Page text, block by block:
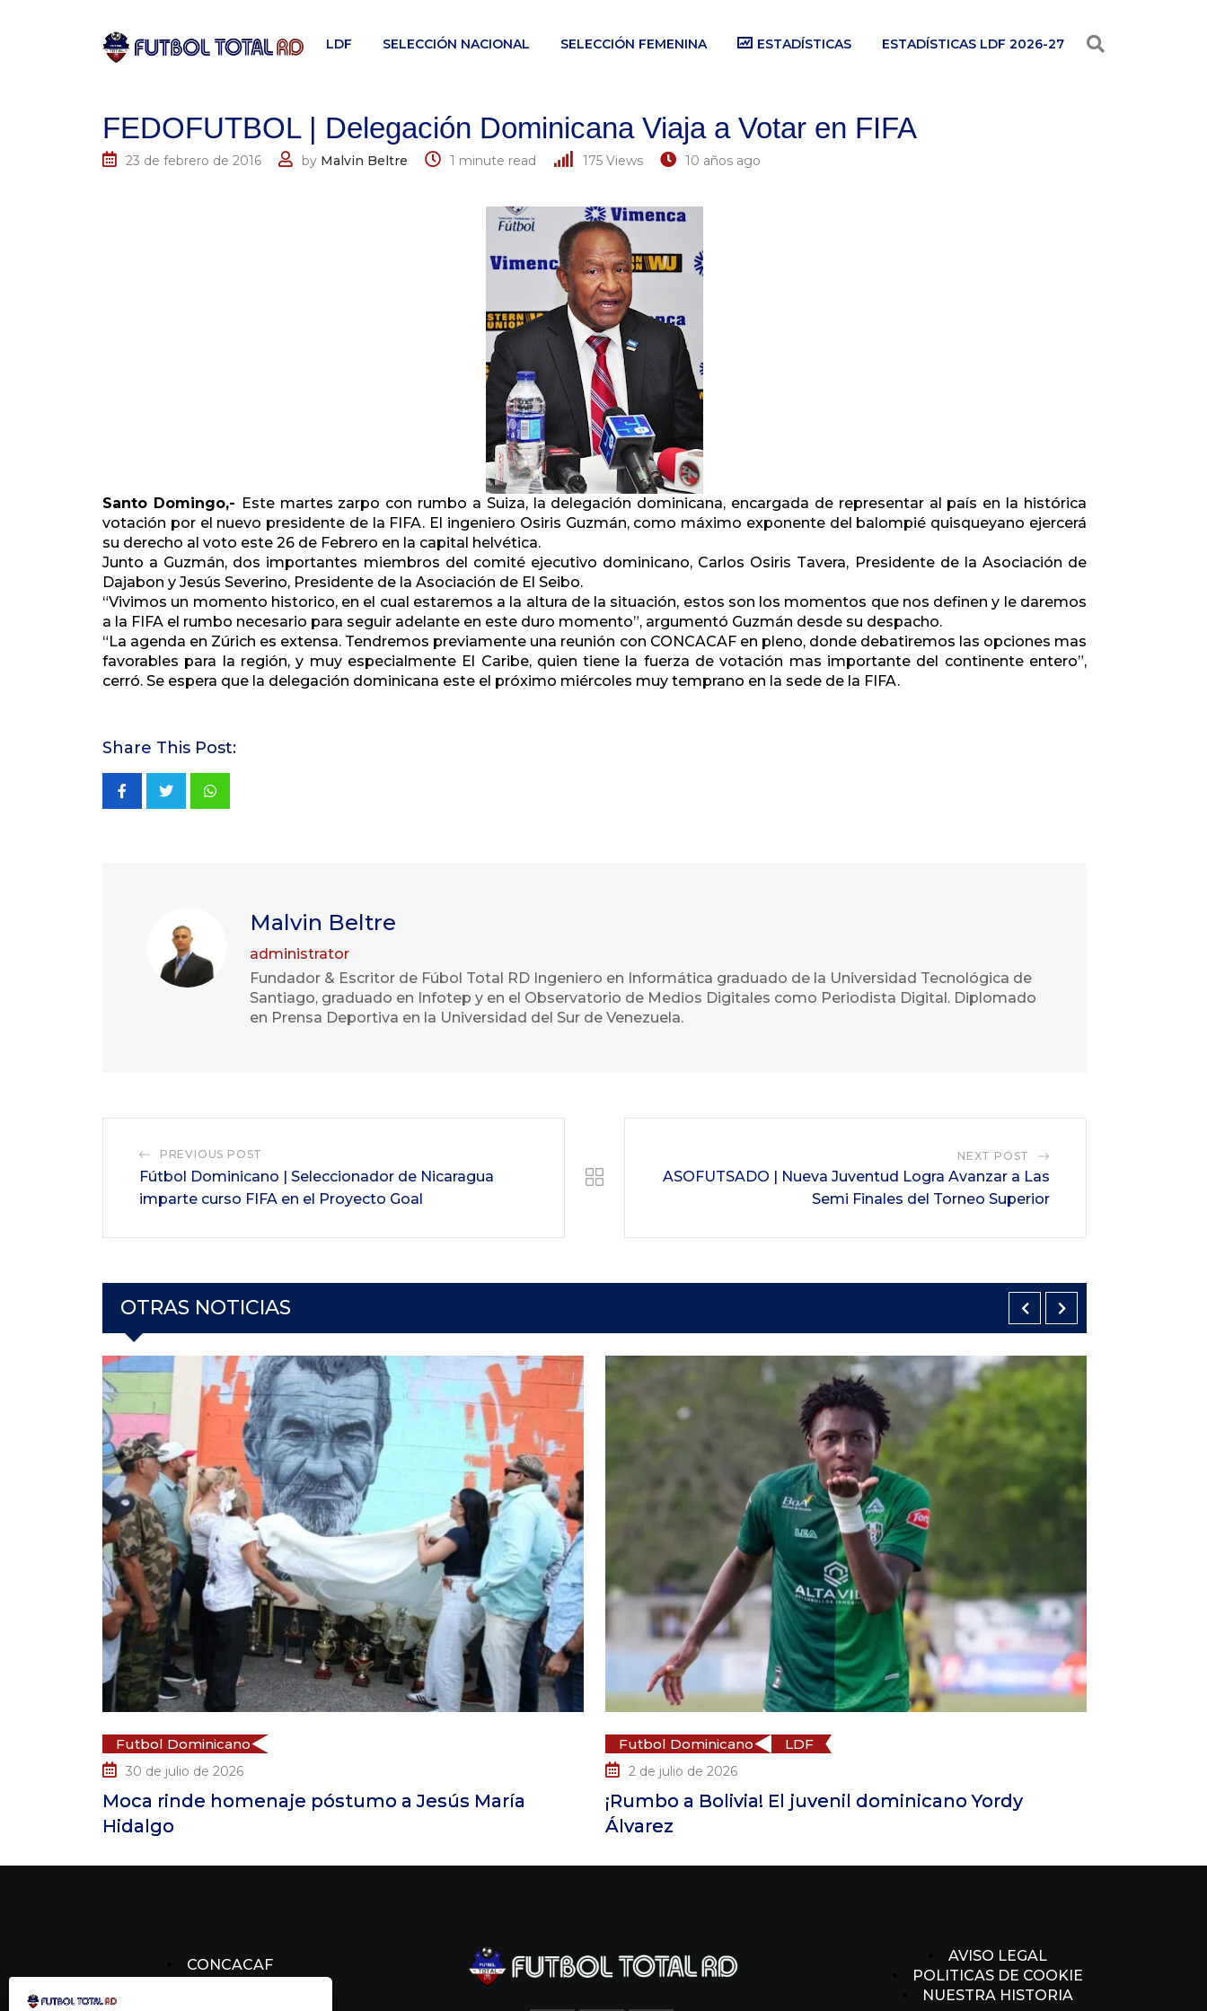
LDF SELECCIÓN NACIONAL SELECCIÓN FEMENINA ESTADÍSTICAS ESTADÍSTICAS LDF 2026-27
FEDOFUTBOL | Delegación Dominicana Viaja a Votar en FIFA
23 de febrero de 2016 by Malvin Beltre 1 minute read 175 Views 10 años ago
Santo Domingo,- Este martes zarpo con rumbo a Suiza, la delegación dominicana, encargada de representar al país en la histórica
votación por el nuevo presidente de la FIFA. El ingeniero Osiris Guzmán, como máximo exponente del balompié quisqueyano ejercerá
su derecho al voto este 26 de Febrero en la capital helvética.
Junto a Guzmán, dos importantes miembros del comité ejecutivo dominicano, Carlos Osiris Tavera, Presidente de la Asociación de
Dajabon y Jesús Severino, Presidente de la Asociación de El Seibo.
“Vivimos un momento historico, en el cual estaremos a la altura de la situación, estos son los momentos que nos definen y le daremos
a la FIFA el rumbo necesario para seguir adelante en este duro momento”, argumentó Guzmán desde su despacho.
“La agenda en Zúrich es extensa. Tendremos previamente una reunión con CONCACAF en pleno, donde debatiremos las opciones mas
favorables para la región, y muy especialmente El Caribe, quien tiene la fuerza de votación mas importante del continente entero”,
cerró. Se espera que la delegación dominicana este el próximo miércoles muy temprano en la sede de la FIFA.
Share This Post:
Whatsapp
Malvin Beltre
administrator
Fundador & Escritor de Fúbol Total RD Ingeniero en Informática graduado de la Universidad Tecnológica de
Santiago, graduado en Infotep y en el Observatorio de Medios Digitales como Periodista Digital. Diplomado
en Prensa Deportiva en la Universidad del Sur de Venezuela.
PREVIOUS POST
Fútbol Dominicano | Seleccionador de Nicaragua
imparte curso FIFA en el Proyecto Goal
NEXT POST
ASOFUTSADO | Nueva Juventud Logra Avanzar a Las
Semi Finales del Torneo Superior
OTRAS NOTICIAS
Futbol Dominicano
30 de julio de 2026
Moca rinde homenaje póstumo a Jesús María
Hidalgo
Futbol Dominicano LDF
2 de julio de 2026
¡Rumbo a Bolivia! El juvenil dominicano Yordy
Álvarez
CONCACAF
AVISO LEGAL
POLITICAS DE COOKIE
NUESTRA HISTORIA